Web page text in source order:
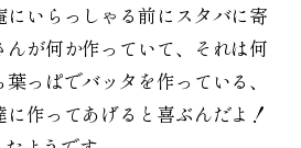
いらっしゃる前にスタバに寄
が何か作っていて、それは何
っぱでバッタを作っている、
作ってあげると喜ぶんだよ！